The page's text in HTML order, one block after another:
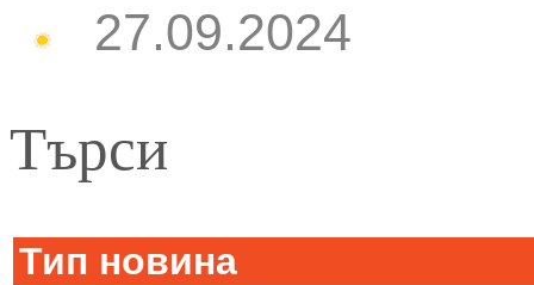
27.09.2024
Търси
Тип новина